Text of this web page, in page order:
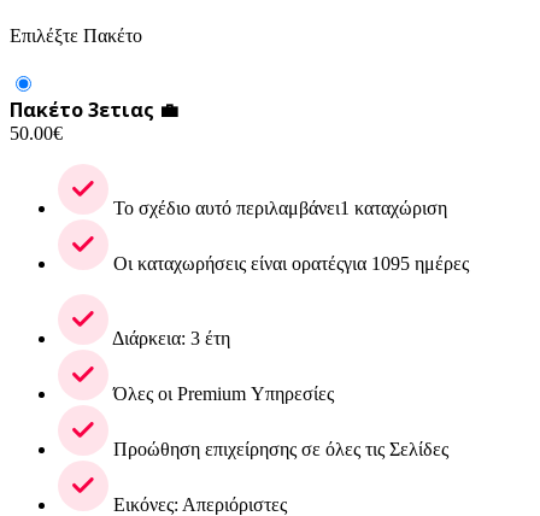
Επιλέξτε Πακέτο
Πακέτο 3ετιας 💼
50.00€
Το σχέδιο αυτό περιλαμβάνει1 καταχώριση
Οι καταχωρήσεις είναι ορατέςγια 1095 ημέρες
Διάρκεια: 3 έτη
Όλες οι Premium Υπηρεσίες
Προώθηση επιχείρησης σε όλες τις Σελίδες
Εικόνες: Απεριόριστες